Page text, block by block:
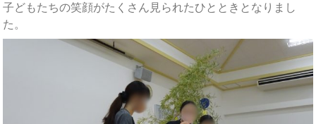
子どもたちの笑顔がたくさん見られたひとときとなりまし
た。